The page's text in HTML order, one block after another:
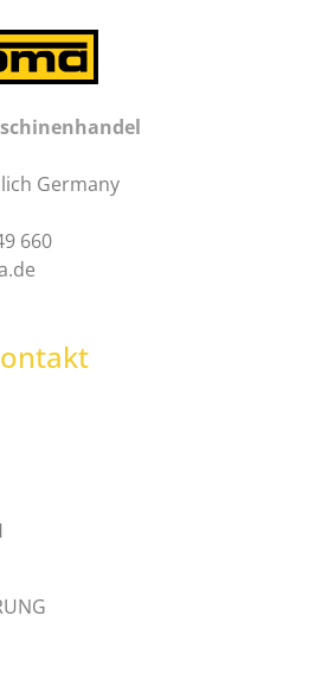
Germany
660